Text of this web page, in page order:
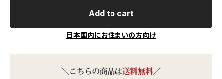
Add to cart
日本国内にお住まいの方向け